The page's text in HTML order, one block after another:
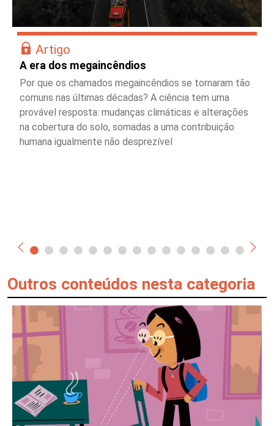
Artigo
A era dos megaincêndios
Por que os chamados megaincêndios se tornaram tão
comuns nas últimas décadas? A ciência tem uma
provável resposta: mudanças climáticas e alterações
na cobertura do solo, somadas a uma contribuição
humana igualmente não desprezível
Outros conteúdos nesta categoria